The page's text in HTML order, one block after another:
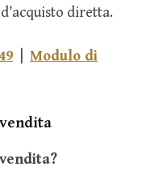
diretta.
Modulo di